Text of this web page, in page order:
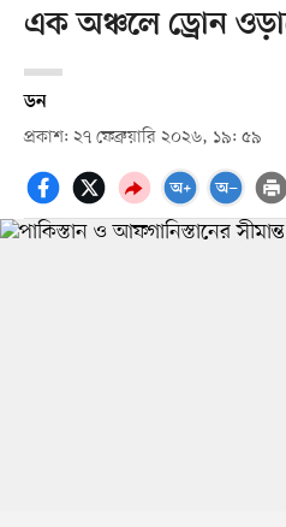
এক অঞ্চলে ড্রোন
ডন
প্রকাশ: ২৭ ফেব্রুয়ারি ২০২৬, ১৯: ৫৯